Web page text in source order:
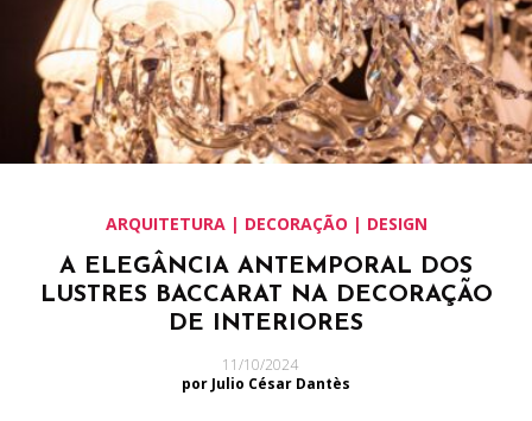
ARQUITETURA | DECORAÇÃO | DESIGN
A ELEGÂNCIA ANTEMPORAL DOS
LUSTRES BACCARAT NA DECORAÇÃO
DE INTERIORES
11/10/2024
por Julio César Dantès